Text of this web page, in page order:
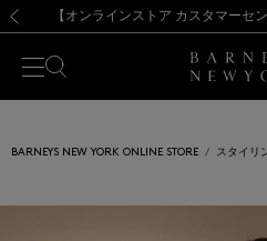
【夏季休業に伴う出荷一時停
熊本県を中心とした地震の影響
【開催中】SUMMER
【夏季休業に伴う出荷一時停
BARNEYS NEW YORK ONLINE STORE スタイリ